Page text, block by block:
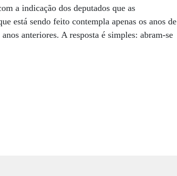
a indicação dos deputados que as
está sendo feito contempla apenas os anos de
anteriores. A resposta é simples: abram-se